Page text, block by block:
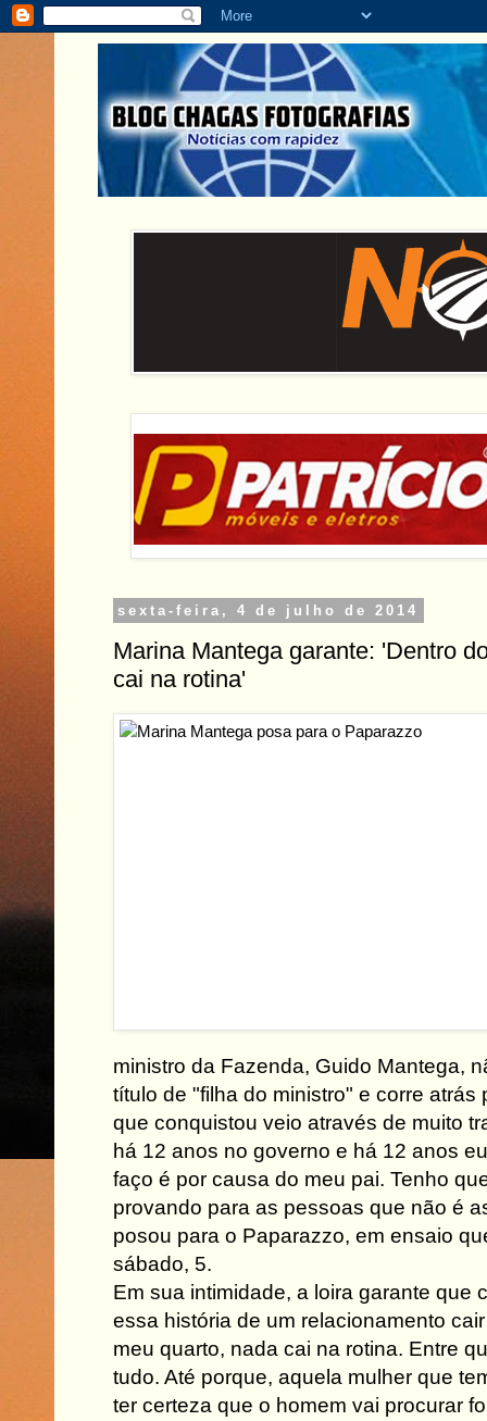
sexta-feira, 4 de julho de 2014
Marina Mantega garante: 'Dentro
cai na rotina'
ministro da Fazenda, Guido Mantega,
título de "filha do ministro" e corre atrás
que conquistou veio através de muito
há 12 anos no governo e há 12 anos
faço é por causa do meu pai. Tenho
provando para as pessoas que não é
posou para o Paparazzo, em ensaio
sábado, 5.
Em sua intimidade, a loira garante que
essa história de um relacionamento
meu quarto, nada cai na rotina. Entre
tudo. Até porque, aquela mulher que
ter certeza que o homem vai procurar